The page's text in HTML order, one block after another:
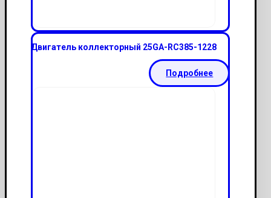
Двигатель коллекторный 25GA-RC385-1228
Подробнее